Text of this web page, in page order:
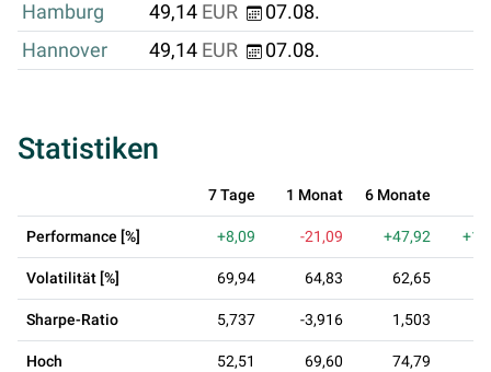
Hamburg
49,14 EUR
07.08.
Hannover
49,14 EUR 07.08.
Statistiken
7 Tage 1 Monat 6 Monate
Performance [%] +8,09 -21,09 +47,92
Volatilität [%] 69,94 64,83 62,65
Sharpe-Ratio 5,737 -3,916 1,503
Hoch 52,51 69,60 74,79